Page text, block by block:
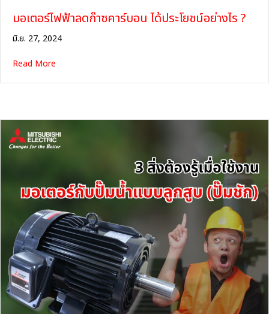
มอเตอร์ไฟฟ้าลดก๊าซคาร์บอน ได้ประโยชน์อย่างไร ?
มิ.ย. 27, 2024
Read More